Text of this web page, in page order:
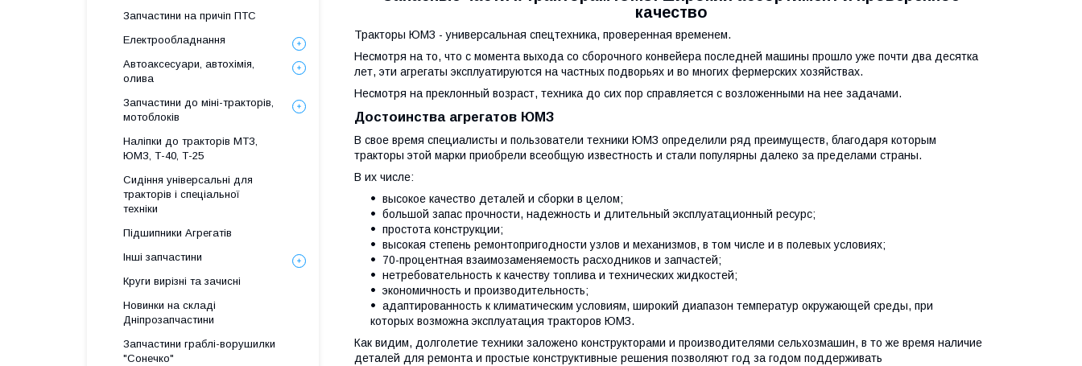
качество
Тракторы ЮМЗ - универсальная спецтехника, проверенная временем.
Несмотря на то, что с момента выхода со сборочного конвейера последней машины прошло уже почти два десятка
лет, эти агрегаты эксплуатируются на частных подворьях и во многих фермерских хозяйствах.
Несмотря на преклонный возраст, техника до сих пор справляется с возложенными на нее задачами.
Достоинства агрегатов ЮМЗ
В свое время специалисты и пользователи техники ЮМЗ определили ряд преимуществ, благодаря которым
тракторы этой марки приобрели всеобщую известность и стали популярны далеко за пределами страны.
В их числе:
высокое качество деталей и сборки в целом;
большой запас прочности, надежность и длительный эксплуатационный ресурс;
простота конструкции;
высокая степень ремонтопригодности узлов и механизмов, в том числе и в полевых условиях;
70-процентная взаимозаменяемость расходников и запчастей;
нетребовательность к качеству топлива и технических жидкостей;
экономичность и производительность;
адаптированность к климатическим условиям, широкий диапазон температур окружающей среды, при
которых возможна эксплуатация тракторов ЮМЗ.
Как видим, долголетие техники заложено конструкторами и производителями сельхозмашин, в то же время наличие
деталей для ремонта и простые конструктивные решения позволяют год за годом поддерживать
Запчастини на причіп ПТС
Електрообладнання
Автоаксесуари, автохімія,
олива
Запчастини до міні-тракторів,
мотоблоків
Наліпки до тракторів МТЗ,
ЮМЗ, Т-40, Т-25
Сидіння універсальні для
тракторів і спеціальної
техніки
Підшипники Агрегатів
Інші запчастини
Круги вирізні та зачисні
Новинки на складі
Дніпрозапчастини
Запчастини граблі-ворушилки
"Сонечко"